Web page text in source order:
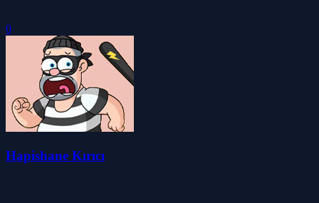
0
Hapishane Kırıcı